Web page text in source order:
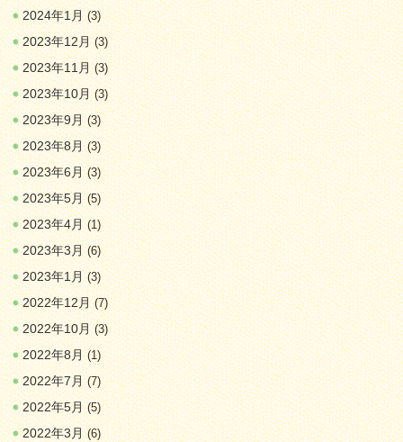
2024年1月(3)
2023年12月(3)
2023年11月(3)
2023年10月(3)
2023年9月(3)
2023年8月(3)
2023年6月(3)
2023年5月(5)
2023年4月(1)
2023年3月(6)
2023年1月(3)
2022年12月(7)
2022年10月(3)
2022年8月(1)
2022年7月(7)
2022年5月(5)
2022年3月(6)